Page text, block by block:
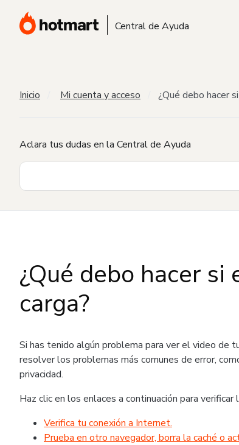
Central de Ayuda
Inicio Mi cuenta y acceso ¿Qué debo hacer
Aclara tus dudas en la Central de Ayuda
¿Qué debo hacer
carga?
Si has tenido algún problema para ver el video de
resolver los problemas más comunes de error,
privacidad.
Haz clic en los enlaces a continuación para verificar
Verifica tu conexión a Internet.
Prueba en otro navegador, borra la caché o